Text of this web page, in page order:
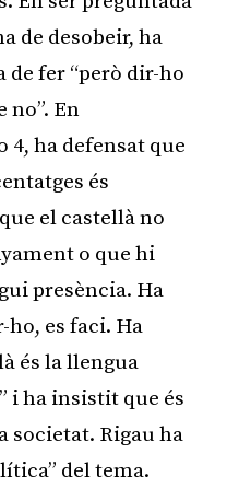
de desobeir, ha
de fer “però dir-ho
no”. En
4, ha defensat que
és
el castellà no
o que hi
presència. Ha
es faci. Ha
és la llengua
i ha insistit que és
societat. Rigau ha
del tema.